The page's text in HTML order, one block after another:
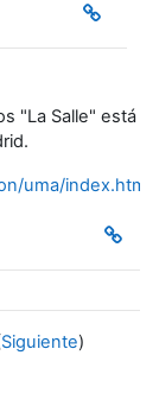
"La Salle" está
uma/index.htm
Siguiente)